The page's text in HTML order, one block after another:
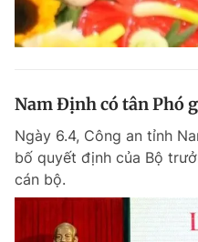
Nam Định có tân Phó
Ngày 6.4, Công an tỉnh
bố quyết định của Bộ
cán bộ.